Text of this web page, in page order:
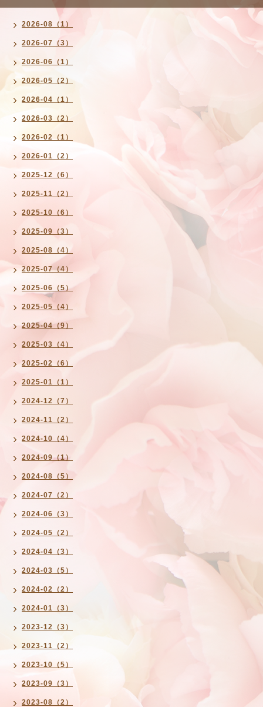
2026-08（1）
2026-07（3）
2026-06（1）
2026-05（2）
2026-04（1）
2026-03（2）
2026-02（1）
2026-01（2）
2025-12（6）
2025-11（2）
2025-10（6）
2025-09（3）
2025-08（4）
2025-07（4）
2025-06（5）
2025-05（4）
2025-04（9）
2025-03（4）
2025-02（6）
2025-01（1）
2024-12（7）
2024-11（2）
2024-10（4）
2024-09（1）
2024-08（5）
2024-07（2）
2024-06（3）
2024-05（2）
2024-04（3）
2024-03（5）
2024-02（2）
2024-01（3）
2023-12（3）
2023-11（2）
2023-10（5）
2023-09（3）
2023-08（2）